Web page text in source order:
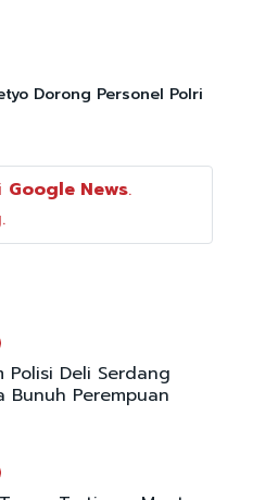
Dorong Personel Polri
Google News.
Polisi Deli Serdang
Bunuh Perempuan